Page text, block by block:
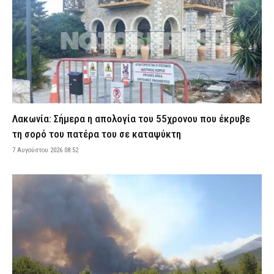
ΑΣΤΥΝΟΜΙΑ 7 Αυγούστου 2026 08:10
Spider-Man: Γιατί η νέα ταινία του Miles Morales θα είναι το
μεγαλύτερο κινηματογραφικό γεγονός της Marvel (βίντεο)
LIFE 7 Αυγούστου 2026 07:58
Πληρωμές ενοικίων: Τι αλλάζει στα μισθωτήρια – Ποιοι χάνουν
επιδόματα και φοροεκπτώσεις
Φωτιά τα ξημερώματα σε εγκαταλελειμμένο κτίριο στο
Μοσχάτο – Προκλήθηκαν εκτεταμένες ζημιές (βίντεο)
ΕΙΔΗΣΕΙΣ 7 Αυγούστου 2026 07:35
Εορτολόγιο: Ποιος γιορτάζει σήμερα Παρασκευή 7 Αυγούστου
Φωτιές σε Βοιωτία και Δυτική Αττική: Προφυλακίστηκαν ο
δήμαρχος Στυλίδας, ο μηχανικός και ο ιδιοκτήτης του αιολικού
ΔΙΚΑΙΟΣΥΝΗ 7 Αυγούστου 2026 07:23
Λακωνία: Σήμερα η απολογία του 55χρονου που έκρυβε
τη σορό του πατέρα του σε καταψύκτη
7 Αυγούστου 2026 08:52